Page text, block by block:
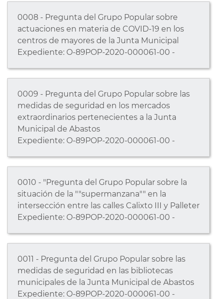
0008 - Pregunta del Grupo Popular sobre
actuaciones en materia de COVID-19 en los
centros de mayores de la Junta Municipal
Expediente: O-89POP-2020-000061-00 -
0009 - Pregunta del Grupo Popular sobre las
medidas de seguridad en los mercados
extraordinarios pertenecientes a la Junta
Municipal de Abastos
Expediente: O-89POP-2020-000061-00 -
0010 - "Pregunta del Grupo Popular sobre la
situación de la ""supermanzana"" en la
intersección entre las calles Calixto III y Palleter
Expediente: O-89POP-2020-000061-00 -
0011 - Pregunta del Grupo Popular sobre las
medidas de seguridad en las bibliotecas
municipales de la Junta Municipal de Abastos
Expediente: O-89POP-2020-000061-00 -